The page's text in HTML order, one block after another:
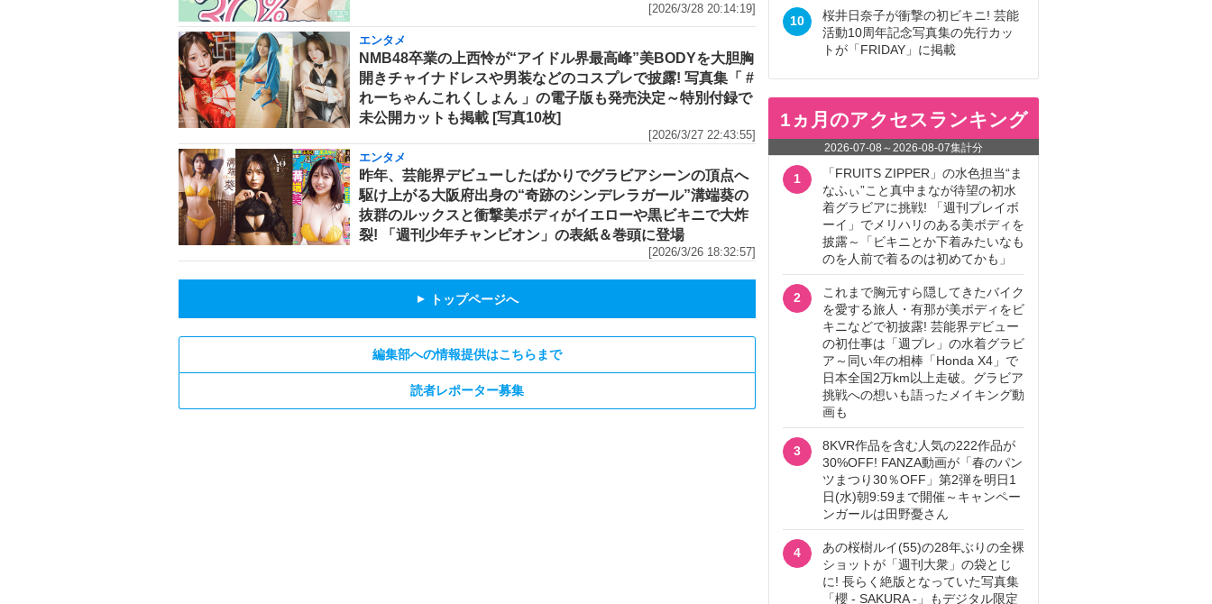
[2026/3/28 20:14:19]
エンタメ
NMB48卒業の上西怜が“アイドル界最高峰”美BODYを大胆胸
開きチャイナドレスや男装などのコスプレで披露! 写真集「 #
れーちゃんこれくしょん 」の電子版も発売決定～特別付録で
未公開カットも掲載 [写真10枚]
[2026/3/27 22:43:55]
エンタメ
昨年、芸能界デビューしたばかりでグラビアシーンの頂点へ
駆け上がる大阪府出身の“奇跡のシンデレラガール”溝端葵の
抜群のルックスと衝撃美ボディがイエローや黒ビキニで大炸
裂! 「週刊少年チャンピオン」の表紙＆巻頭に登場
[2026/3/26 18:32:57]
▲ トップページへ
編集部への情報提供はこちらまで
読者レポーター募集
10
桜井日奈子が衝撃の初ビキニ! 芸能
活動10周年記念写真集の先行カッ
トが「FRIDAY」に掲載
1ヵ月のアクセスランキング
2026-07-08 ～2026-08-07集計分
1
「FRUITS ZIPPER」の水色担当“ま
なふぃ”こと真中まなが待望の初水
着グラビアに挑戦! 「週刊プレイボ
ーイ」でメリハリのある美ボディを
披露～「ビキニとか下着みたいなも
のを人前で着るのは初めてかも」
2
これまで胸元すら隠してきたバイク
を愛する旅人・有那が美ボディをビ
キニなどで初披露! 芸能界デビュー
の初仕事は「週プレ」の水着グラビ
ア～同い年の相棒「Honda X4」で
日本全国2万km以上走破。グラビア
挑戦への想いも語ったメイキング動
画も
3
8KVR作品を含む人気の222作品が
30%OFF! FANZA動画が「春のパン
ツまつり30％OFF」第2弾を明日1
日(水)朝9:59まで開催～キャンペー
ンガールは田野憂さん
4
あの桜樹ルイ(55)の28年ぶりの全裸
ショットが「週刊大衆」の袋とじ
に! 長らく絶版となっていた写真集
「櫻 - SAKURA -」もデジタル限定